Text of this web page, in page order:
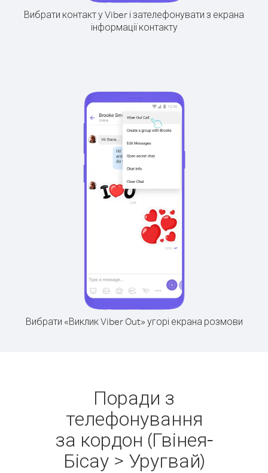
Вибрати контакт у Viber і зателефонувати з екрана
інформації контакту
Вибрати «Виклик Viber Out» угорі екрана розмови
Поради з
телефонування
за кордон (Гвінея-
Бісау > Уругвай)